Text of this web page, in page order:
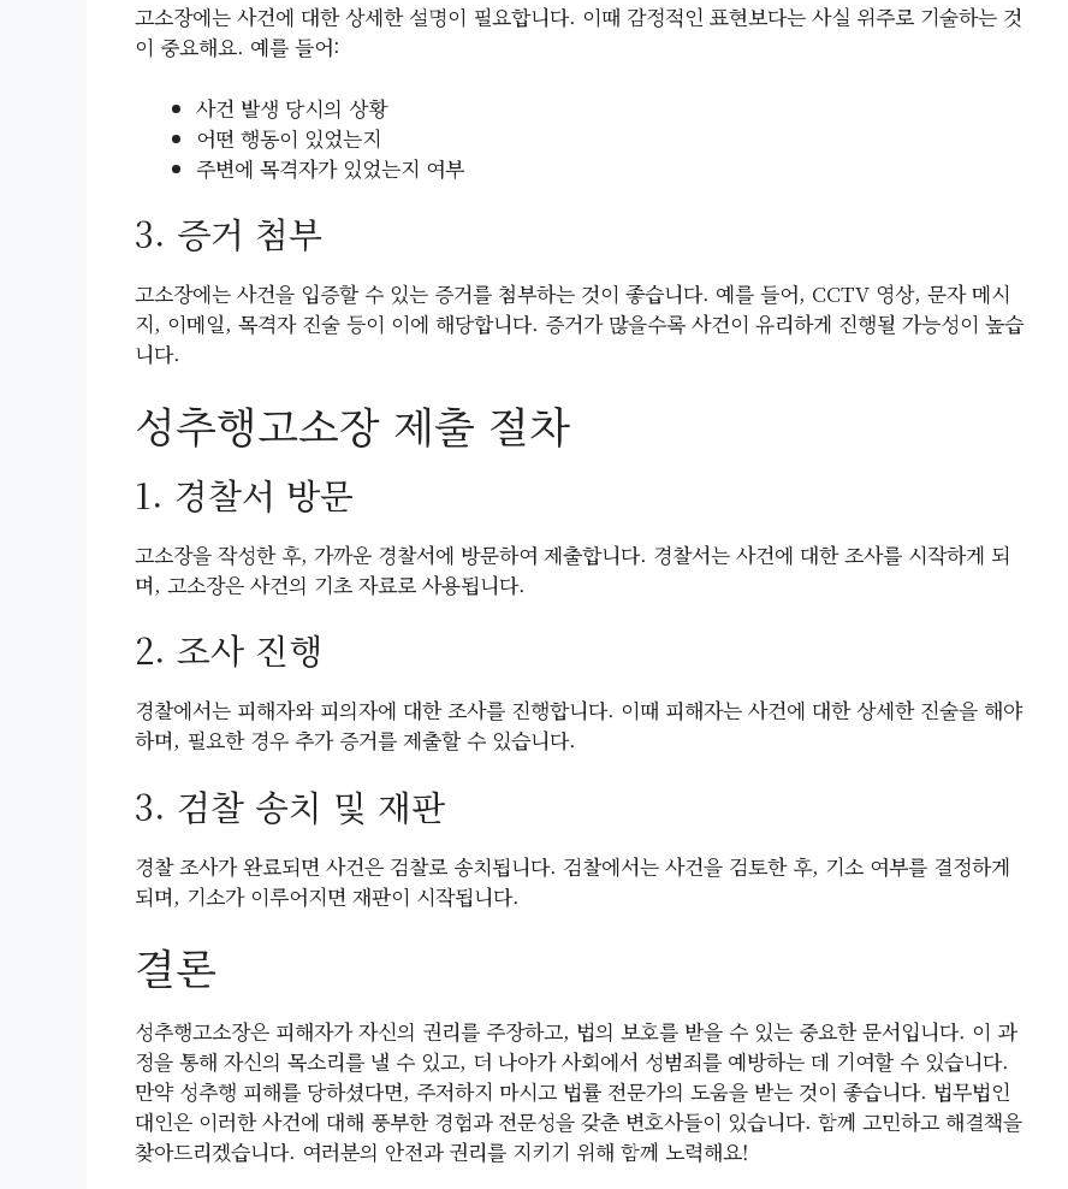
고소장에는 사건에 대한 상세한 설명이 필요합니다. 이때 감정적인 표현보다는 사실 위주로 기술하는 것
이 중요해요. 예를 들어:
사건 발생 당시의 상황
어떤 행동이 있었는지
주변에 목격자가 있었는지 여부
3. 증거 첨부
고소장에는 사건을 입증할 수 있는 증거를 첨부하는 것이 좋습니다. 예를 들어, CCTV 영상, 문자 메시
지, 이메일, 목격자 진술 등이 이에 해당합니다. 증거가 많을수록 사건이 유리하게 진행될 가능성이 높습
니다.
성추행고소장 제출 절차
1. 경찰서 방문
고소장을 작성한 후, 가까운 경찰서에 방문하여 제출합니다. 경찰서는 사건에 대한 조사를 시작하게 되
며, 고소장은 사건의 기초 자료로 사용됩니다.
2. 조사 진행
경찰에서는 피해자와 피의자에 대한 조사를 진행합니다. 이때 피해자는 사건에 대한 상세한 진술을 해야
하며, 필요한 경우 추가 증거를 제출할 수 있습니다.
3. 검찰 송치 및 재판
경찰 조사가 완료되면 사건은 검찰로 송치됩니다. 검찰에서는 사건을 검토한 후, 기소 여부를 결정하게
되며, 기소가 이루어지면 재판이 시작됩니다.
결론
성추행고소장은 피해자가 자신의 권리를 주장하고, 법의 보호를 받을 수 있는 중요한 문서입니다. 이 과
정을 통해 자신의 목소리를 낼 수 있고, 더 나아가 사회에서 성범죄를 예방하는 데 기여할 수 있습니다.
만약 성추행 피해를 당하셨다면, 주저하지 마시고 법률 전문가의 도움을 받는 것이 좋습니다. 법무법인
대인은 이러한 사건에 대해 풍부한 경험과 전문성을 갖춘 변호사들이 있습니다. 함께 고민하고 해결책을
찾아드리겠습니다. 여러분의 안전과 권리를 지키기 위해 함께 노력해요!